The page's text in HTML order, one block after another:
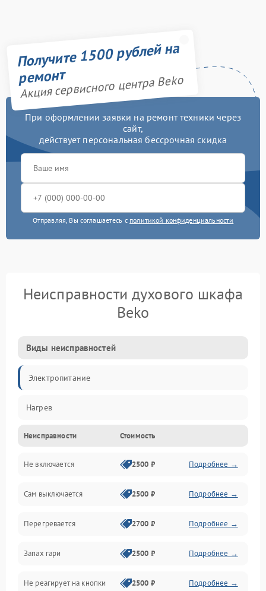
Получите 1500 рублей на
ремонт
Акция сервисного центра Beko
При оформлении заявки на ремонт техники через
сайт,
действует персональная бессрочная скидка
Отправляя, Вы соглашаетесь с политикой конфиденциальности
Неисправности духового шкафа
Beko
Виды неисправностей
Электропитание
Нагрев
Неисправности Стоимость
Не включается 2500 ₽ Подробнее →
Сам выключается 2500 ₽ Подробнее →
Перегревается 2700 ₽ Подробнее →
Запах гари 2500 ₽ Подробнее →
Не реагирует на кнопки 2500 ₽ Подробнее →